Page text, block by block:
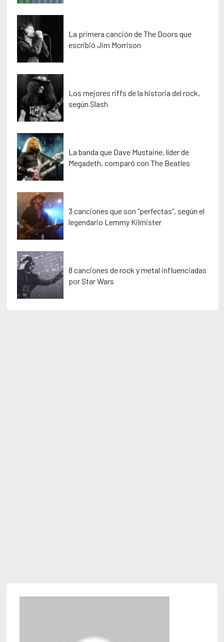
La primera canción de The Doors que
escribió Jim Morrison
Los mejores riffs de la historia del rock,
según Slash
La banda que Dave Mustaine, líder de
Megadeth, comparó con The Beatles
3 canciones que son “perfectas”, según el
legendario Lemmy Kilmister
8 canciones de rock y metal influenciadas
por Star Wars